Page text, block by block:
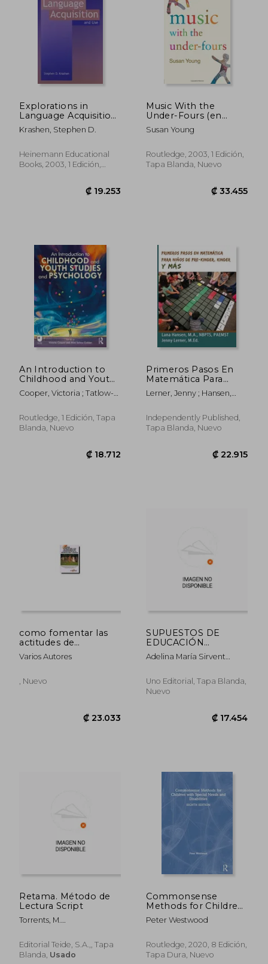
Explorations in
Language Acquisition
and use (en Inglés)
Krashen, Stephen D.
Heinemann Educational
Books, 2003, 1 Edición,
Music With the
Under-Fours (en
Inglés)
Susan Young
Routledge, 2003, 1 Edición,
Tapa Blanda, Nuevo
An Introduction to
Childhood and Youth
Studies and
Psychology (en
Cooper, Victoria ; Tatlow-
Routledge, 1 Edición, Tapa
Blanda, Nuevo
Primeros Pasos En
Matemática Para
Niños de Pre-Kinder,
Kinder Y Más
Lerner, Jenny ; Hansen,
Independently Published,
Tapa Blanda, Nuevo
como fomentar las
actitudes de
convivencia
Varios Autores
, Nuevo
SUPUESTOS DE
EDUCACIÓN
INFANTIL
Adelina María Sirvent
Uno Editorial, Tapa Blanda,
Nuevo
Retama. Método de
Lectura Script
Torrents, M.
Ilustraciones )
Editorial Teide, S.A.,, Tapa
Blanda, Usado
Commonsense
Methods for Children
With Special Needs
and Disabilities (en
Peter Westwood
Routledge, 2020, 8 Edición,
Tapa Dura, Nuevo